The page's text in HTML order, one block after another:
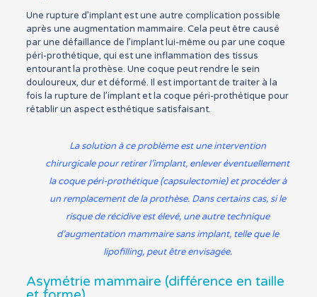
Une rupture d’implant est une autre complication possible
après une augmentation mammaire. Cela peut être causé
par une défaillance de l’implant lui-même ou par une coque
péri-prothétique, qui est une inflammation des tissus
entourant la prothèse. Une coque peut rendre le sein
douloureux, dur et déformé. Il est important de traiter à la
fois la rupture de l’implant et la coque péri-prothétique pour
rétablir un aspect esthétique satisfaisant.
La solution à ce problème est une intervention
chirurgicale pour retirer l’implant, enlever éventuellement
la coque péri-prothétique (capsulectomie) et procéder à
un remplacement de la prothèse. Dans certains cas, si le
risque de récidive est élevé, une autre technique
d’augmentation mammaire sans implant, telle que le
lipofilling, peut être envisagée.
Asymétrie mammaire (différence en taille